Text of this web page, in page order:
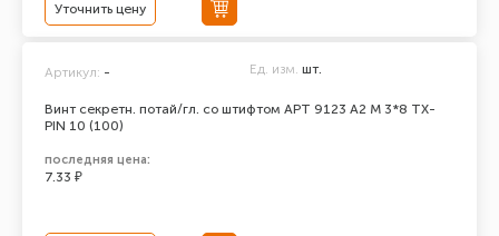
Уточнить цену
Винт секретн. потай/гл. со штифтом АРТ 9123 А2 M 3*8 TX-
PIN 10 (100)
Артикул: - Ед. изм. шт.
последняя цена:
7.33 ₽